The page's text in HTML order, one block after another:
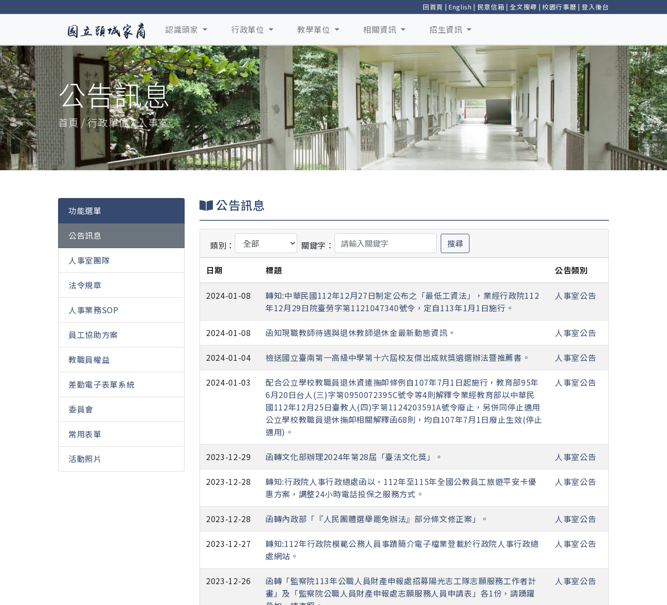
回首頁 | English | 民意信箱 |全文搜尋 | 校園行事曆 |登入後台
認識頭家 行政單位 教學單位 相關資訊 招生資訊
公告訊息
首頁 / 行政單位 / 人事室
功能選單
公告訊息
人事室團隊
法令規章
人事業務SOP
員工協助方案
教職員權益
差勤電子表單系統
委員會
常用表單
活動照片
公告訊息
類別： 關鍵字： 搜尋
日期 標題 公告類別
2024-01-08
轉知:中華民國112年12月27日制定公布之「最低工資法」，業經行政院112
年12月29日院臺勞字第1121047340號令，定自113年1月1日施行。
人事室公告
2024-01-08 函知現職教師待遇與退休教師退休金最新動態資訊。 人事室公告
2024-01-04 檢送國立臺南第一高級中學第十六屆校友傑出成就獎遴選辦法暨推薦書。 人事室公告
2024-01-03
配合公立學校教職員退休資遣撫卹條例自107年7月1日起施行，教育部95年
6月20日台人(三)字第0950072395C號令等4則解釋令業經教育部以中華民
國112年12月25日臺教人(四)字第1124203591A號令廢止，另併同停止適用
公立學校教職員退休撫卹相關解釋函68則，均自107年7月1日廢止生效(停止
適用)。
人事室公告
2023-12-29 函轉文化部辦理2024年第28屆「臺法文化獎」。 人事室公告
2023-12-28
轉知:行政院人事行政總處函以，112年至115年全國公教員工旅遊平安卡優
惠方案，調整24小時電話投保之服務方式。
人事室公告
2023-12-28 函轉內政部「『人民團體選舉罷免辦法』部分條文修正案」。 人事室公告
2023-12-27
轉知:112年行政院模範公務人員事蹟簡介電子檔業登載於行政院人事行政總
處網站。
人事室公告
2023-12-26
函轉「監察院113年公職人員財產申報處招募陽光志工隊志願服務工作者計
畫」及「監察院公職人員財產申報處志願服務人員申請表」各1份，請踴躍
人事室公告